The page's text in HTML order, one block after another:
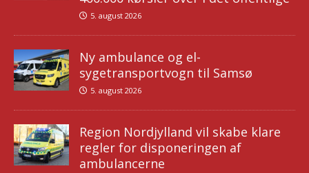
5. august 2026
Ny ambulance og el-
sygetransportvogn til Samsø
5. august 2026
Region Nordjylland vil skabe klare
regler for disponeringen af
ambulancerne